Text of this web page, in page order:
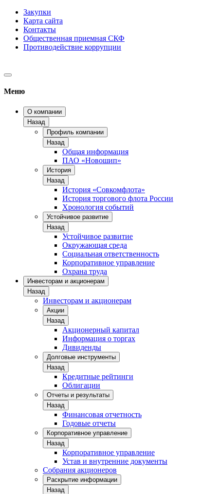
Закупки
Карта сайта
Контакты
Общественная приемная СКФ
Противодействие коррупции
Меню
О компании
Назад
Профиль компании
Назад
Общая информация
ПАО «Новошип»
История
Назад
История «Совкомфлота»
История торгового флота России
Хронология событий
Устойчивое развитие
Назад
Устойчивое развитие
Окружающая среда
Социальная ответственность
Корпоративное управление
Охрана труда
Инвесторам и акционерам
Назад
Инвесторам и акционерам
Акции
Назад
Акционерный капитал
Информация о торгах
Дивиденды
Долговые инструменты
Назад
Кредитные рейтинги
Облигации
Отчеты и результаты
Назад
Финансовая отчетность
Годовые отчеты
Корпоративное управление
Назад
Корпоративное управление
Устав и внутренние документы
Собрания акционеров
Раскрытие информации
Назад